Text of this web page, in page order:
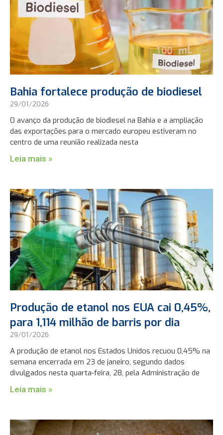
Bahia fortalece produção de biodiesel
29/01/2026
O avanço da produção de biodiesel na Bahia e a ampliação
das exportações para o mercado europeu estiveram no
centro de uma reunião realizada nesta
Leia mais »
Produção de etanol nos EUA cai 0,45%,
para 1,114 milhão de barris por dia
29/01/2026
A produção de etanol nos Estados Unidos recuou 0,45% na
semana encerrada em 23 de janeiro, segundo dados
divulgados nesta quarta-feira, 28, pela Administração de
Leia mais »